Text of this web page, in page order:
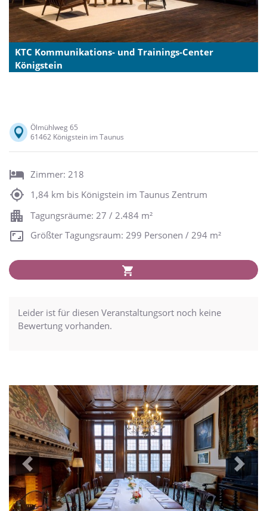
KTC Kommunikations- und Trainings-Center
Königstein
Ölmühlweg 65
61462 Königstein im Taunus
Zimmer: 218
1,84 km bis Königstein im Taunus Zentrum
Tagungsräume: 27 / 2.484 m²
Größter Tagungsraum: 299 Personen / 294 m²
Leider ist für diesen Veranstaltungsort noch keine
Bewertung vorhanden.
Previous Next